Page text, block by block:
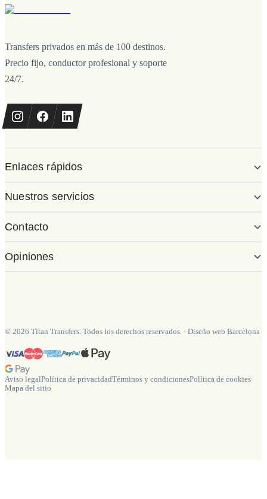
Transfers privados en más de 100 destinos.
Precio fijo, conductor profesional y soporte
24/7.
Enlaces rápidos
Nuestros servicios
Contacto
Opiniones
© 2026 Titan Transfers. Todos los derechos reservados. · Diseño web Barcelona
Aviso legalPolítica de privacidadTérminos y condicionesPolítica de cookies
Mapa del sitio